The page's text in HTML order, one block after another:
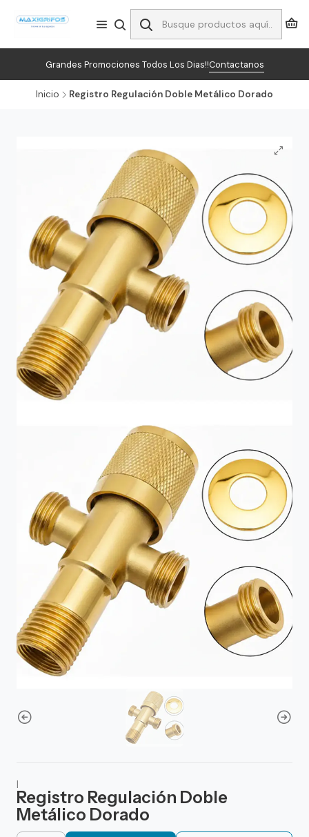
Grandes Promociones Todos Los Dias!!Contactanos
Inicio Registro Regulación Doble Metálico Dorado
|
Registro Regulación Doble
Metálico Dorado